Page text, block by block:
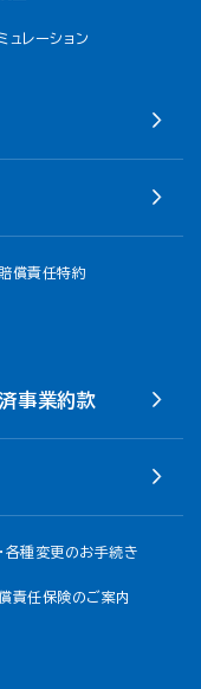
ュレーション
償責任特約
事業約款
各種変更のお手続き
責任保険のご案内